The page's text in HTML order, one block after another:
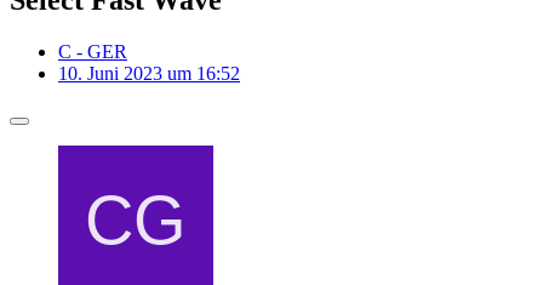
C - GER
10. Juni 2023 um 16:52